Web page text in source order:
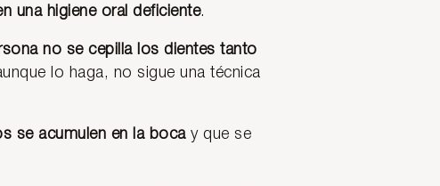
una higiene oral deficiente.
no se cepilla los dientes tanto
lo haga, no sigue una técnica
se acumulen en la bocay que se